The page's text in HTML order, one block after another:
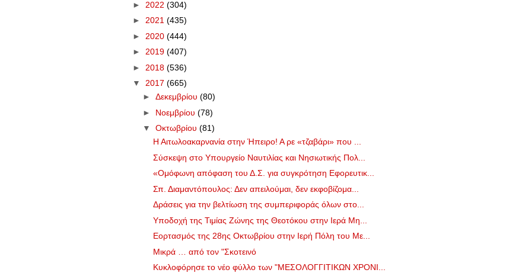
► 2022 (304)
► 2021 (435)
► 2020 (444)
► 2019 (407)
► 2018 (536)
▼ 2017 (665)
► Δεκεμβρίου (80)
► Νοεμβρίου (78)
▼ Οκτωβρίου (81)
Η Αιτωλοακαρνανία στην Ήπειρο! Α ρε «τζαβάρι» που ...
Σύσκεψη στο Υπουργείο Ναυτιλίας και Νησιωτικής Πολ...
«Ομόφωνη απόφαση του Δ.Σ. για συγκρότηση Εφορευτικ...
Σπ. Διαμαντόπουλος: Δεν απειλούμαι, δεν εκφοβίζομα...
Δράσεις για την βελτίωση της συμπεριφοράς όλων στο...
Υποδοχή της Τιμίας Ζώνης της Θεοτόκου στην Ιερά Μη...
Εορτασμός της 28ης Οκτωβρίου στην Ιερή Πόλη του Με...
Μικρά … από τον "Σκοτεινό
Κυκλοφόρησε το νέο φύλλο των "ΜΕΣΟΛΟΓΓΙΤΙΚΩΝ ΧΡΟΝΙ...